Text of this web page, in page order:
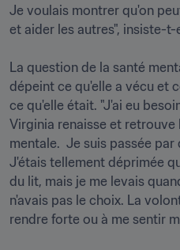
Je voulais montrer qu'on
et aider les autres", insiste-t-
La question de la santé
dépeint ce qu'elle a vécu et
ce qu'elle était. "J'ai eu
Virginia renaisse et retrouve
mentale.  Je suis passée
J'étais tellement déprimée
du lit, mais je me levais
n'avais pas le choix. La
rendre forte ou à me sentir